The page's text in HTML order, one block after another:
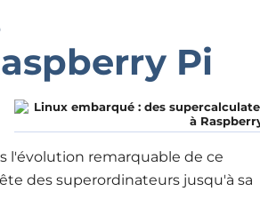
Pi
l'évolution remarquable de ce
des superordinateurs jusqu'à sa